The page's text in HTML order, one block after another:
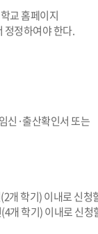
교 홈페이지
정정하여야 한다.
신·출산확인서 또는
개 학기) 이내로 신청
개 학기) 이내로 신청